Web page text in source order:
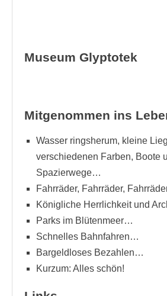
Museum Glyptotek
Mitgenommen ins
Wasser ringsherum, kleine
verschiedenen Farben, Boote
Spazierwege…
Fahrräder, Fahrräder,
Königliche Herrlichkeit und
Parks im Blütenmeer…
Schnelles Bahnfahren…
Bargeldloses Bezahlen…
Kurzum: Alles schön!